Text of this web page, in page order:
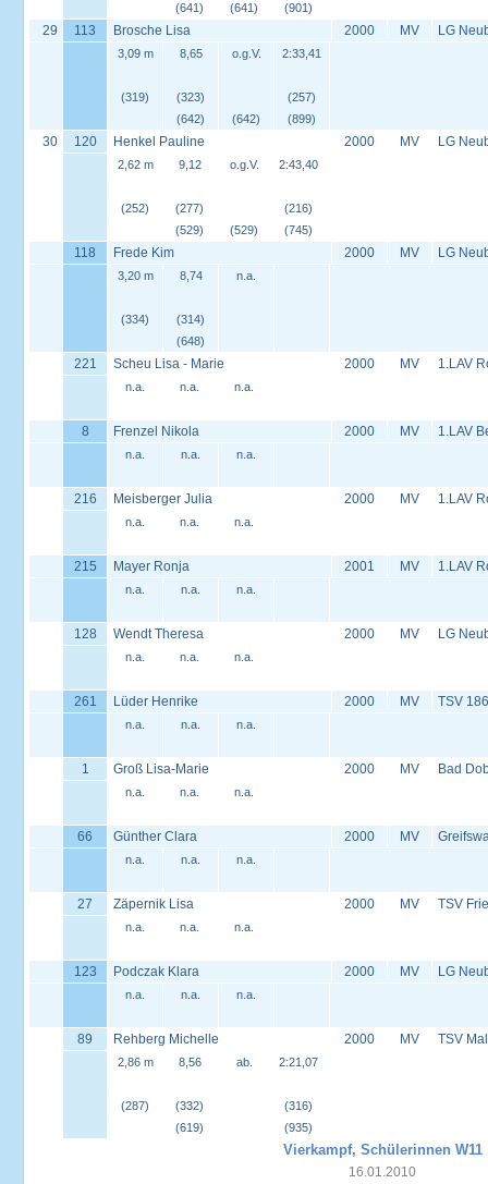
(641)
(641)
(901)
29 113 Brosche Lisa 2000 MV LG
3,09 m
(319)
8,65
(323)
(642)
o.g.V.
(642)
2:33,41
(257)
(899)
30 120 Henkel Pauline 2000 MV LG
2,62 m
(252)
9,12
(277)
(529)
o.g.V.
(529)
2:43,40
(216)
(745)
118 Frede Kim 2000 MV LG
3,20 m
(334)
8,74
(314)
(648)
n.a.
221 Scheu Lisa - Marie 2000 MV 1.LAV
n.a. n.a. n.a.
8 Frenzel Nikola 2000 MV 1.LAV
n.a. n.a. n.a.
216 Meisberger Julia 2000 MV 1.LAV
n.a. n.a. n.a.
215 Mayer Ronja 2001 MV 1.LAV
n.a. n.a. n.a.
128 Wendt Theresa 2000 MV LG
n.a. n.a. n.a.
261 Lüder Henrike 2000 MV TSV
n.a. n.a. n.a.
1 Groß Lisa-Marie 2000 MV Bad
n.a. n.a. n.a.
66 Günther Clara 2000 MV
n.a. n.a. n.a.
27 Zäpernik Lisa 2000 MV TSV
n.a. n.a. n.a.
123 Podczak Klara 2000 MV LG
n.a. n.a. n.a.
89 Rehberg Michelle 2000 MV TSV
2,86 m
(287)
8,56
(332)
(619)
ab. 2:21,07
(316)
(935)
Vierkampf, Schülerinnen W11
16.01.2010